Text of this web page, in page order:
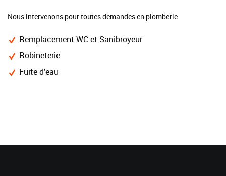
Nous intervenons pour toutes demandes en plomberie
Remplacement WC et Sanibroyeur
Robineterie
Fuite d'eau